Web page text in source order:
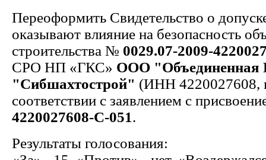
Переоформить Свидетельство о
оказывают влияние на безопасность
строительства № 0029.07-2009-
СРО НП «ГКС» ООО "Объединенная
"Сибшахтострой" (ИНН 4220027608,
соответствии с заявлением с
4220027608-С-051.
Результаты голосования: